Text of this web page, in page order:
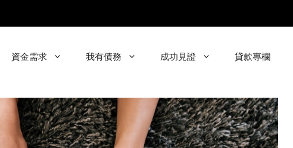
資金需求 我有債務 成功見證 貸款專欄